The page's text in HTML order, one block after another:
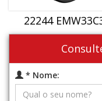
22244
* Nome: